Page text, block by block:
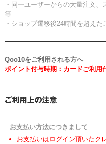
・同一ユーザーからの大量注文
等
・ショップ遷移後24時間を超えた
Qoo10をご利用される方へ
ポイント付与時期：カードご利用
お支払い方法につきまして
お支払いはログイン頂いたク